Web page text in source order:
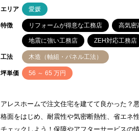
エリア 愛媛
特徴 リフォームが得意な工務店 高気密
地震に強い工務店 ZEH対応工務店
工法 木造（軸組・パネル工法）
坪単価 56 ～ 65 万円
アレスホームで注文住宅を建てて良かった？
格面をはじめ、耐震性や気密断熱性、省エネ
チェックしよう！保障やアフターサービスの